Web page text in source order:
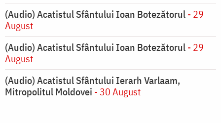
(Audio) Acatistul Sfântului Ioan Botezătorul- 29
August
(Audio) Acatistul Sfântului Ioan Botezătorul- 29
August
(Audio) Acatistul Sfântului Ierarh Varlaam,
Mitropolitul Moldovei - 30 August